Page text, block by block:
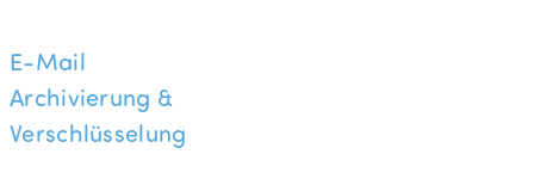
E-Mail
Archivierung &
Verschlüsselung